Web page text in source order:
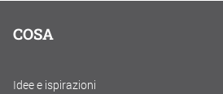
COSA
Idee e ispirazioni